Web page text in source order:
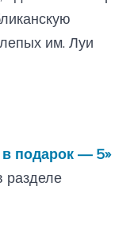
им. Луи
подарок — 5»
разделе